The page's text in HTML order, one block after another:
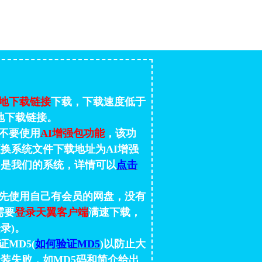
下载链接下载，下载速度低于
载链接。
要使用AI增强包功能，该功
系统文件下载地址为AI增强
我们的系统，详情可以点击
使用自己有会员的网盘，没有
要登录天翼客户端满速下载，
)。
MD5(如何验证MD5)以防止大
失败，如MD5码和简介给出